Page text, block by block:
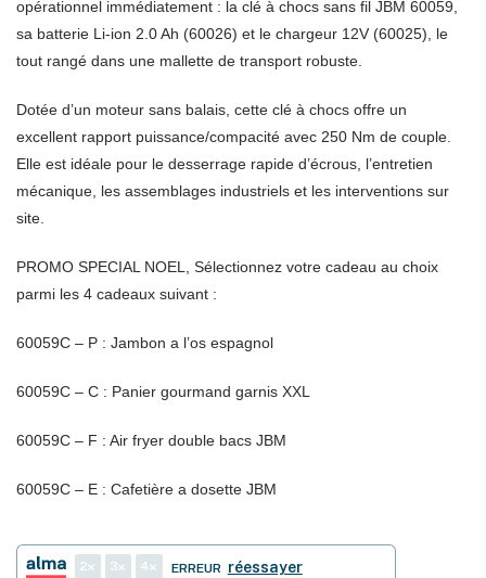
opérationnel immédiatement : la clé à chocs sans fil JBM 60059,
sa batterie Li-ion 2.0 Ah (60026) et le chargeur 12V (60025), le
tout rangé dans une mallette de transport robuste.
Dotée d’un moteur sans balais, cette clé à chocs offre un
excellent rapport puissance/compacité avec 250 Nm de couple.
Elle est idéale pour le desserrage rapide d’écrous, l’entretien
mécanique, les assemblages industriels et les interventions sur
site.
PROMO SPECIAL NOEL, Sélectionnez votre cadeau au choix
parmi les 4 cadeaux suivant :
60059C – P : Jambon a l’os espagnol
60059C – C : Panier gourmand garnis XXL
60059C – F : Air fryer double bacs JBM
60059C – E : Cafetière a dosette JBM
2 3 4 ERREUR réessayer